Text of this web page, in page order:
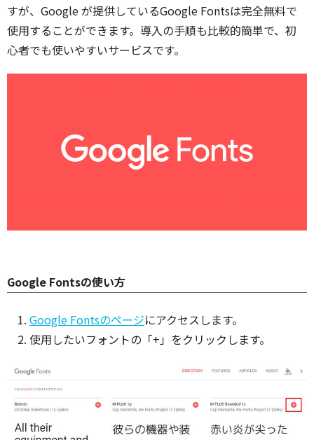
すが、Google が提供しているGoogle Fontsは完全無料で
使用することができます。導入の手順も比較的簡単で、初
心者でも使いやすいサービスです。
Google Fontsの使い方
Google Fontsのページにアクセスします。
使用したいフォントの「+」をクリックします。